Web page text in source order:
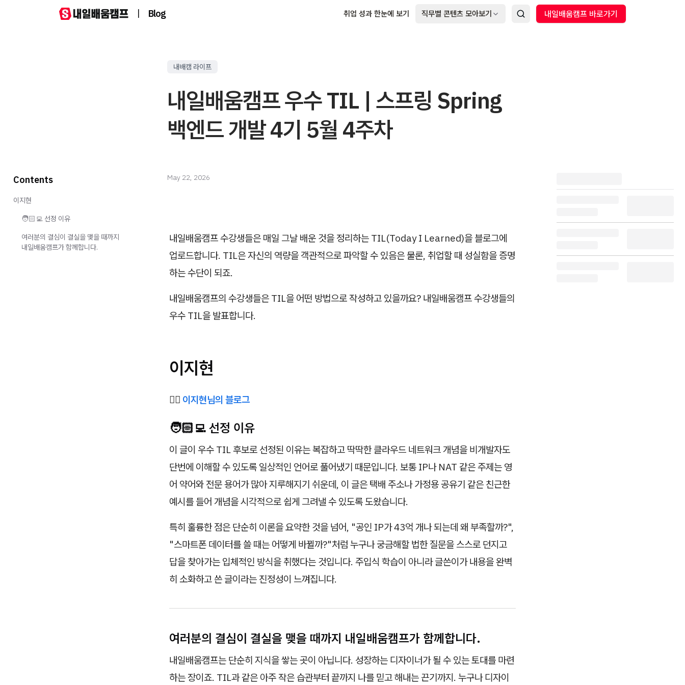
| Blog 취업 성과 한눈에 보기 직무별 콘텐츠 모아보기 내일배움캠프 바로가기
내배캠 라이프
내일배움캠프 우수 TIL | 스프링 Spring
백엔드 개발 4기 5월 4주차
May 22, 2026
내일배움캠프 수강생들은 매일 그날 배운 것을 정리하는 TIL(Today I Learned)을 블로그에
업로드합니다. TIL은 자신의 역량을 객관적으로 파악할 수 있음은 물론, 취업할 때 성실함을 증명
하는 수단이 되죠.
내일배움캠프의 수강생들은 TIL을 어떤 방법으로 작성하고 있을까요? 내일배움캠프 수강생들의
우수 TIL을 발표합니다.
이지현
✍🏻 이지현님의 블로그
🧑🏻‍💻 선정 이유
이 글이 우수 TIL 후보로 선정된 이유는 복잡하고 딱딱한 클라우드 네트워크 개념을 비개발자도
단번에 이해할 수 있도록 일상적인 언어로 풀어냈기 때문입니다. 보통 IP나 NAT 같은 주제는 영
어 약어와 전문 용어가 많아 지루해지기 쉬운데, 이 글은 택배 주소나 가정용 공유기 같은 친근한
예시를 들어 개념을 시각적으로 쉽게 그려낼 수 있도록 도왔습니다.
특히 훌륭한 점은 단순히 이론을 요약한 것을 넘어, "공인 IP가 43억 개나 되는데 왜 부족할까?",
"스마트폰 데이터를 쓸 때는 어떻게 바뀔까?"처럼 누구나 궁금해할 법한 질문을 스스로 던지고
답을 찾아가는 입체적인 방식을 취했다는 것입니다. 주입식 학습이 아니라 글쓴이가 내용을 완벽
히 소화하고 쓴 글이라는 진정성이 느껴집니다.
여러분의 결심이 결실을 맺을 때까지 내일배움캠프가 함께합니다.
내일배움캠프는 단순히 지식을 쌓는 곳이 아닙니다. 성장하는 디자이너가 될 수 있는 토대를 마련
하는 장이죠. TIL과 같은 아주 작은 습관부터 끝까지 나를 믿고 해내는 끈기까지. 누구나 디자이
Contents
이지현
🧑🏻‍💻 선정 이유
여러분의 결심이 결실을 맺을 때까지
내일배움캠프가 함께합니다.